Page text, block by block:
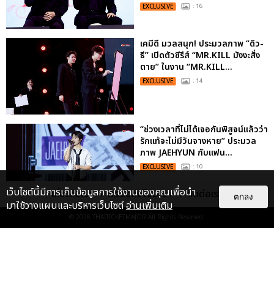
EXCLUSIVE : 16
เคมีดี มวลสนุก! ประมวลภาพ “ดิว-
ธี” เปิดตัวซีรีส์ “MR.KILL มังงะสั่ง
ตาย” ในงาน “MR.KILL...
EXCLUSIVE : 14
“ช่วงเวลาที่ไม่ได้เจอกันพิสูจน์แล้วว่า
รักแท้จะไม่มีวันจางหาย” ประมวล
ภาพ JAEHYUN กับแฟน...
EXCLUSIVE : 10
เกี่ยวกับเรา ติดต่อลงโฆษณา ติดต่อเรา
© 2026 THAITICKETMAJOR All Rights Reserved.
เว็บไซต์นี้มีการเก็บข้อมูลการใช้งานของคุณเพื่อนำ
มาใช้วางแผนและบริหารเว็บไซต์อ่านเพิ่มเติม
ตกลง